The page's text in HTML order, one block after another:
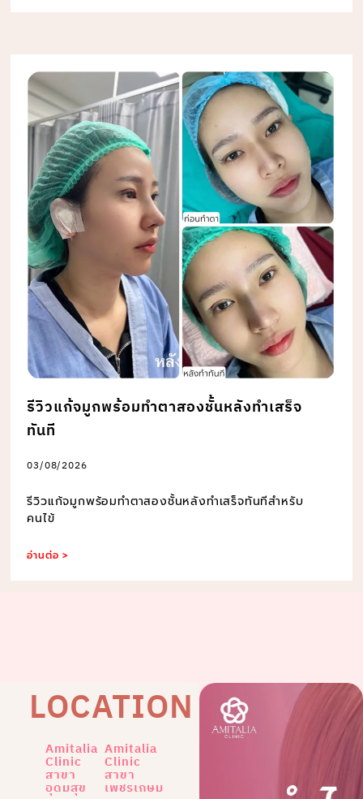
รีวิวแก้จมูกพร้อมทำตาสองชั้นหลังทำเสร็จ
ทันที
03/08/2026
รีวิวแก้จมูกพร้อมทำตาสองชั้นหลังทำเสร็จทันทีสำหรับ
คนไข้
อ่านต่อ >
LOCATION
Amitalia
Clinic
สาขา
อุดมสุข
Amitalia
Clinic
สาขา
เพชรเกษม